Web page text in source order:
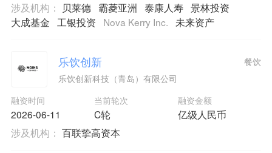
涉及机构： 贝莱德 霸菱亚洲 泰康人寿 景林投资
大成基金
工银投资 Nova Kerry Inc. 未来资产
乐饮创新
乐饮创新科技（青岛）有限公司
融资时间
2026-06-11
当前轮次
C轮
融资金额
亿级人民币
餐饮
涉及机构： 百联挚高资本